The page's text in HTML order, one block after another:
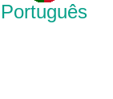
Português